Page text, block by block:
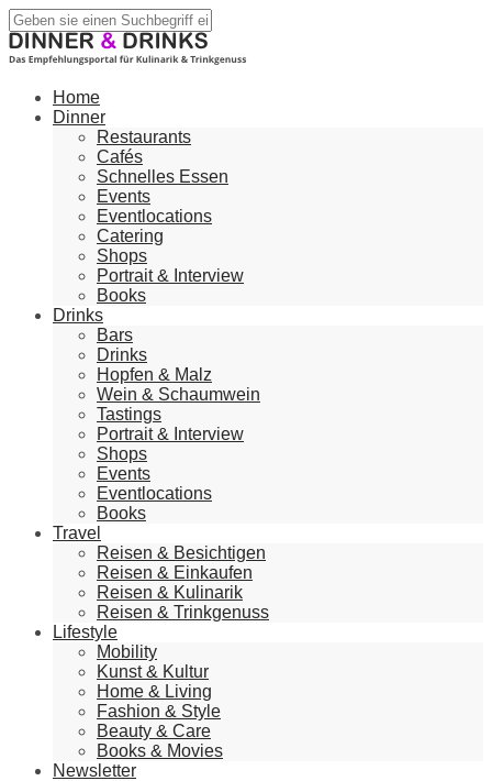
Home
Dinner
Restaurants
Cafés
Schnelles Essen
Events
Eventlocations
Catering
Shops
Portrait & Interview
Books
Drinks
Bars
Drinks
Hopfen & Malz
Wein & Schaumwein
Tastings
Portrait & Interview
Shops
Events
Eventlocations
Books
Travel
Reisen & Besichtigen
Reisen & Einkaufen
Reisen & Kulinarik
Reisen & Trinkgenuss
Lifestyle
Mobility
Kunst & Kultur
Home & Living
Fashion & Style
Beauty & Care
Books & Movies
Newsletter